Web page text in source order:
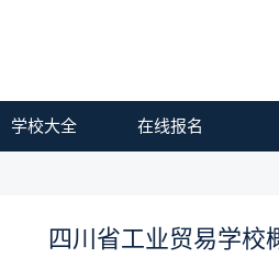
学校大全 在线报名
四川省工业贸易学校